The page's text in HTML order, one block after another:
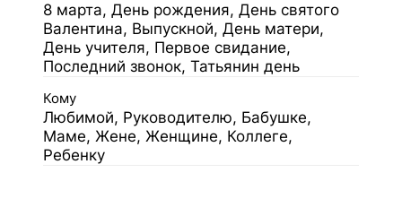
8 марта, День рождения, День святого
Валентина, Выпускной, День матери,
День учителя, Первое свидание,
Последний звонок, Татьянин день
Кому
Любимой, Руководителю, Бабушке,
Маме, Жене, Женщине, Коллеге,
Ребенку